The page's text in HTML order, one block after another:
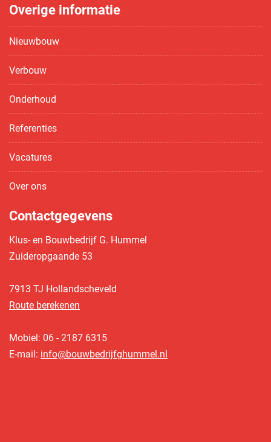
Overige informatie
Nieuwbouw
Verbouw
Onderhoud
Referenties
Vacatures
Over ons
Contactgegevens
Klus- en Bouwbedrijf G. Hummel
Zuideropgaande 53
7913 TJ Hollandscheveld
Route berekenen
Mobiel: 06 - 2187 6315
E-mail: info@bouwbedrijfghummel.nl